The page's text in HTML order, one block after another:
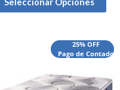
25% OFF
Pago de Contado
El
precio
era:
$2,850,000.00.
El